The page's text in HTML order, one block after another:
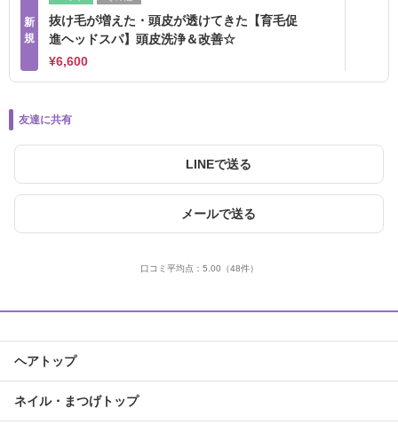
新
規
抜け毛が増えた・頭皮が透けてきた【育毛促
進ヘッドスパ】頭皮洗浄＆改善☆
¥6,600
友達に共有
LINEで送る
メールで送る
口コミ平均点： 5.00 （48件）
ヘアトップ
ネイル・まつげトップ